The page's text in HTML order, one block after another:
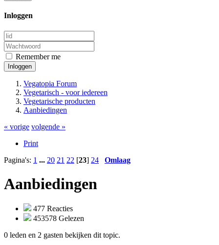
Inloggen
Remember me
Inloggen
Vegatopia Forum
Vegetarisch - voor iedereen
Vegetarische producten
Aanbiedingen
« vorige volgende »
Print
Pagina's: 1 ... 20 21 22 [23] 24 Omlaag
Aanbiedingen
477 Reacties
453578 Gelezen
0 leden en 2 gasten bekijken dit topic.